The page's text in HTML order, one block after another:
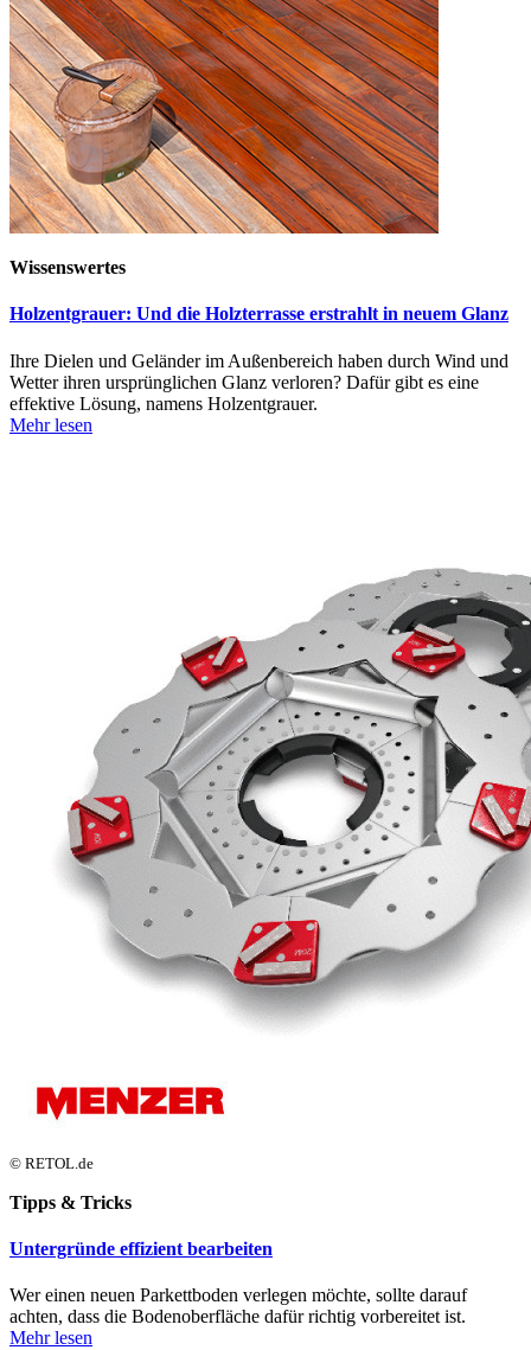
Wissenswertes
Holzentgrauer: Und die Holzterrasse erstrahlt in neuem Glanz
Ihre Dielen und Geländer im Außenbereich haben durch Wind und
Wetter ihren ursprünglichen Glanz verloren? Dafür gibt es eine
effektive Lösung, namens Holzentgrauer.
Mehr lesen
© RETOL.de
Tipps & Tricks
Untergründe effizient bearbeiten
Wer einen neuen Parkettboden verlegen möchte, sollte darauf
achten, dass die Bodenoberfläche dafür richtig vorbereitet ist.
Mehr lesen